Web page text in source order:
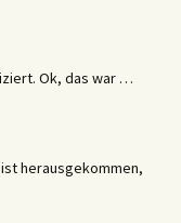
Ok, das war …
herausgekommen,